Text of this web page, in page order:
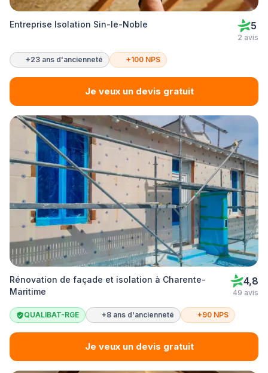
Entreprise Isolation Sin-le-Noble 5
2 avis
+23 ans d'ancienneté +100 NPS
Je veux un devis gratuit
Rénovation de façade et isolation à Charente-
Maritime
4,8
49 avis
QUALIBAT-RGE +8 ans d'ancienneté +90 NPS
Je veux un devis gratuit